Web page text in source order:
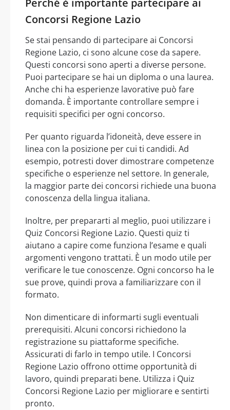
Perché è importante partecipare ai
Concorsi Regione Lazio
Se stai pensando di partecipare ai Concorsi
Regione Lazio, ci sono alcune cose da sapere.
Questi concorsi sono aperti a diverse persone.
Puoi partecipare se hai un diploma o una laurea.
Anche chi ha esperienze lavorative può fare
domanda. È importante controllare sempre i
requisiti specifici per ogni concorso.
Per quanto riguarda l’idoneità, deve essere in
linea con la posizione per cui ti candidi. Ad
esempio, potresti dover dimostrare competenze
specifiche o esperienze nel settore. In generale,
la maggior parte dei concorsi richiede una buona
conoscenza della lingua italiana.
Inoltre, per prepararti al meglio, puoi utilizzare i
Quiz Concorsi Regione Lazio. Questi quiz ti
aiutano a capire come funziona l’esame e quali
argomenti vengono trattati. È un modo utile per
verificare le tue conoscenze. Ogni concorso ha le
sue prove, quindi prova a familiarizzare con il
formato.
Non dimenticare di informarti sugli eventuali
prerequisiti. Alcuni concorsi richiedono la
registrazione su piattaforme specifiche.
Assicurati di farlo in tempo utile. I Concorsi
Regione Lazio offrono ottime opportunità di
lavoro, quindi preparati bene. Utilizza i Quiz
Concorsi Regione Lazio per migliorare e sentirti
pronto.